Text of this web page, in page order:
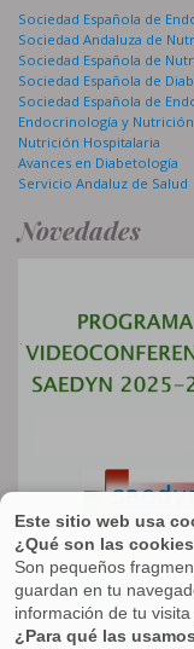
Sociedad Española de
Sociedad Andaluza de
Sociedad Española de
Sociedad Española de
Sociedad Española de
Endocrinología y Nutrición
Nutrición Hospitalaria
Avances en Diabetología
Servicio Andaluz de Salud
Novedades